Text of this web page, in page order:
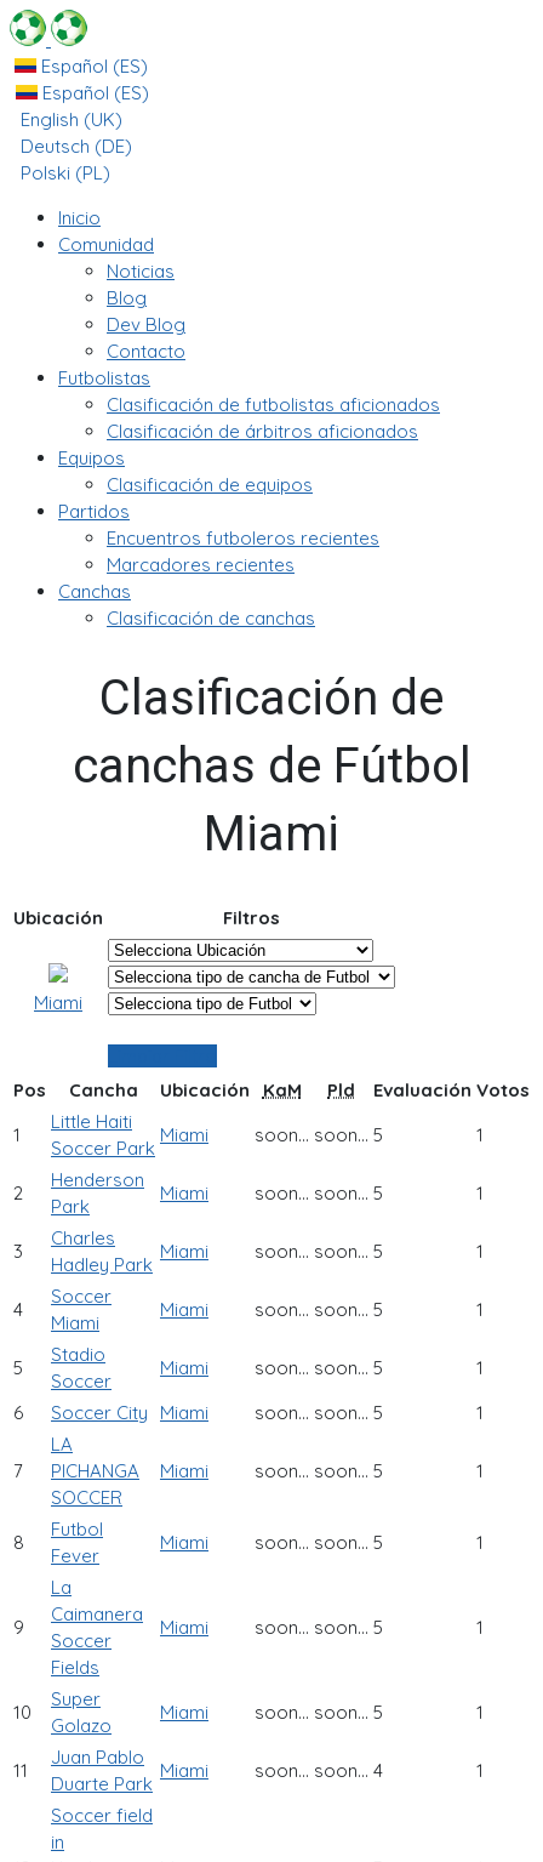
Español (ES)
Español (ES)
English (UK)
Deutsch (DE)
Polski (PL)
Inicio
Comunidad
Noticias
Blog
Dev Blog
Contacto
Futbolistas
Clasificación de futbolistas aficionados
Clasificación de árbitros aficionados
Equipos
Clasificación de equipos
Partidos
Encuentros futboleros recientes
Marcadores recientes
Canchas
Clasificación de canchas
Clasificación de
canchas de Fútbol
Miami
Ubicación Filtros
Miami
Pos
Cancha Ubicación KaM Pld Evaluación Votos
1
Little Haiti
Soccer Park
Miami soon... soon... 5 1
2
Henderson
Park
Miami soon... soon... 5 1
3
Charles
Hadley Park
Miami soon... soon... 5 1
4
Soccer
Miami
Miami soon... soon... 5 1
5
Stadio
Soccer
Miami soon... soon... 5
1
6
Soccer City Miami soon... soon... 5 1
7
LA
PICHANGA
SOCCER
Miami soon... soon... 5 1
8
Futbol
Fever
Miami soon... soon... 5 1
9
La
Caimanera
Soccer
Fields
Miami soon... soon... 5 1
10
Super
Golazo
Miami soon... soon... 5 1
11
Juan Pablo
Duarte Park
Miami soon... soon... 4 1
Soccer field
in